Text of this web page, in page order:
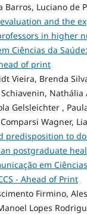
Barros, Luciano de
and the
in higher
Ciências da
of print
Vieira, Brenda
Nathália
Gelsleichter ,
Wagner,
predisposition to
postgraduate
em
- Ahead of Print
Firmino,
Lopes